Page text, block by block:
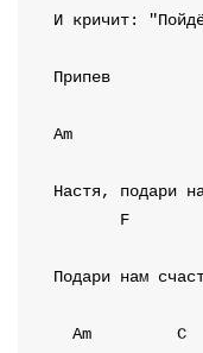
И кричит:
Припев
Am
F
Подари нам
Am C